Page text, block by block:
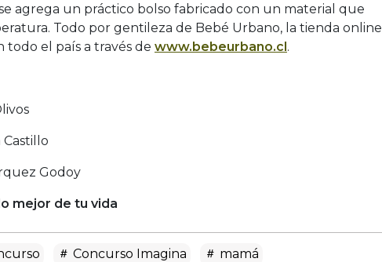
agrega un práctico bolso fabricado con un material que
Todo por gentileza de Bebé Urbano, la tienda online
el país a través de www.bebeurbano.cl.
Godoy
mejor de tu vida
Concurso Imagina mamá